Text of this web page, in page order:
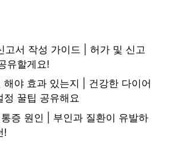
고서 작성 가이드 | 허가 및 신고
유할게요!
해야 효과 있는지 | 건강한 다이어
정 꿀팁 공유해요
증 원인 | 부인과 질환이 유발하
!